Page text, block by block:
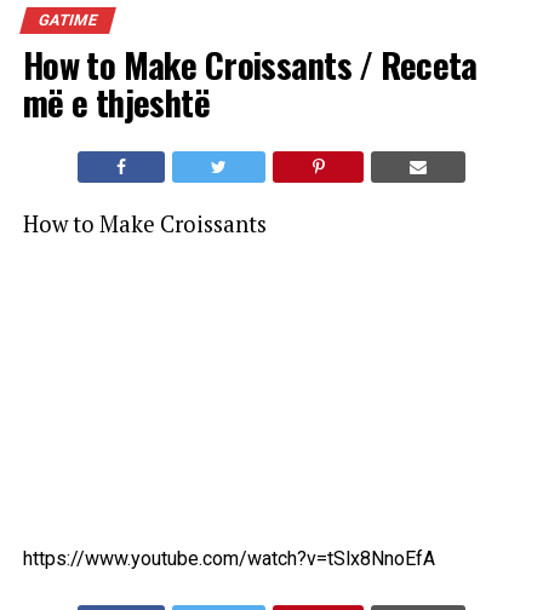
GATIME
How to Make Croissants / Receta
më e thjeshtë
How to Make Croissants
https://www.youtube.com/watch?v=tSlx8NnoEfA